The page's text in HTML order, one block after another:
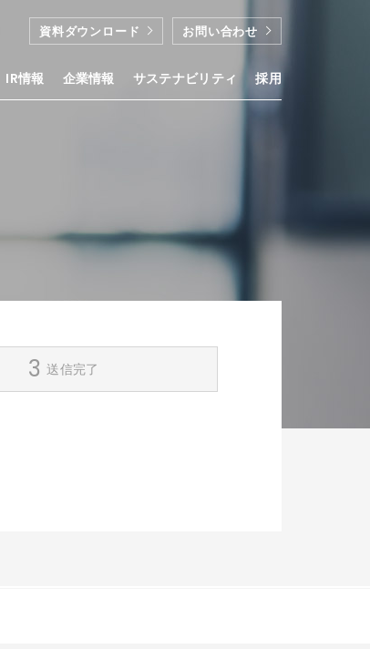
IR情報 企業情報 サステナビリティ 採用
資料ダウンロード お問い合わせ
送信完了